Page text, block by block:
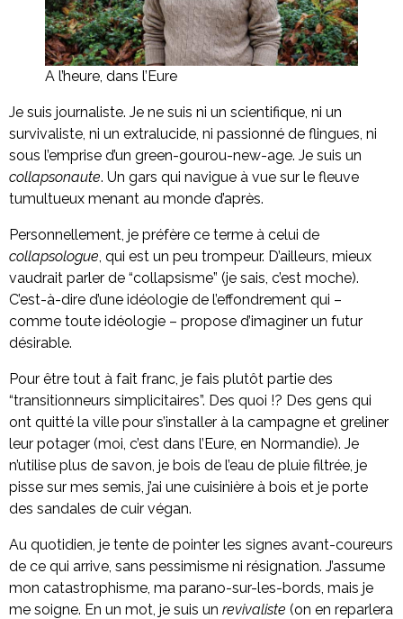
A l’heure, dans l’Eure
Je suis journaliste. Je ne suis ni un scientifique, ni un
survivaliste, ni un extralucide, ni passionné de flingues, ni
sous l’emprise d’un green-gourou-new-age. Je suis un
collapsonaute. Un gars qui navigue à vue sur le fleuve
tumultueux menant au monde d’après.
Personnellement, je préfère ce terme à celui de
collapsologue , qui est un peu trompeur. D’ailleurs, mieux
vaudrait parler de “collapsisme” (je sais, c’est moche).
C’est-à-dire d’une idéologie de l’effondrement qui –
comme toute idéologie – propose d’imaginer un futur
désirable.
Pour être tout à fait franc, je fais plutôt partie des
“transitionneurs simplicitaires”. Des quoi !? Des gens qui
ont quitté la ville pour s’installer à la campagne et greliner
leur potager (moi, c’est dans l’Eure, en Normandie). Je
n’utilise plus de savon, je bois de l’eau de pluie filtrée, je
pisse sur mes semis, j’ai une cuisinière à bois et je porte
des sandales de cuir végan.
Au quotidien, je tente de pointer les signes avant-coureurs
de ce qui arrive, sans pessimisme ni résignation. J’assume
mon catastrophisme, ma parano-sur-les-bords, mais je
me soigne. En un mot, je suis un revivaliste (on en reparlera